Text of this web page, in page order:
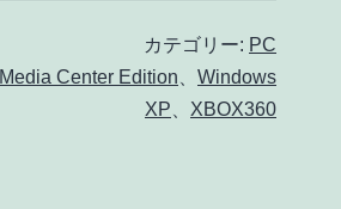
カテゴリー: PC
Media Center Edition
Windows
XP
XBOX360